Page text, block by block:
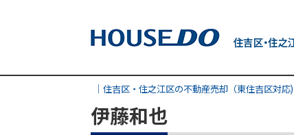
｜住吉区・住之江区の不動産売却（東住吉区対
伊藤和也